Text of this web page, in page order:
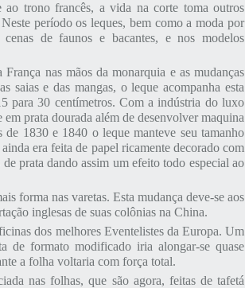
ao trono francês, a vida na corte toma outros
período os leques, bem como a moda por
de faunos e bacantes, e nos modelos
nas mãos da monarquia e as mudanças
saias e das mangas, o leque acompanha esta
para30 centímetros. Com a indústria do luxo
prata dourada além de desenvolver maquina
1830 e 1840 o leque manteve seu tamanho
era feita de papel ricamente decorado com
prata dando assim um efeito todo especial ao
forma nas varetas. Esta mudança deve-se aos
inglesas de suas colônias na China.
dos melhores Eventelistes da Europa. Um
de formato modificado iria alongar-se quase
a folha voltaria com força total.
nas folhas, que são agora, feitas de tafetá